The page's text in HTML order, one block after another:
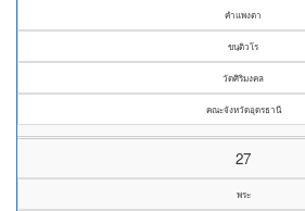
คำแพงตา
ขนฺติวโร
วัดศิริมงคล
คณะจังหวัดอุดรธานี
27
พระ